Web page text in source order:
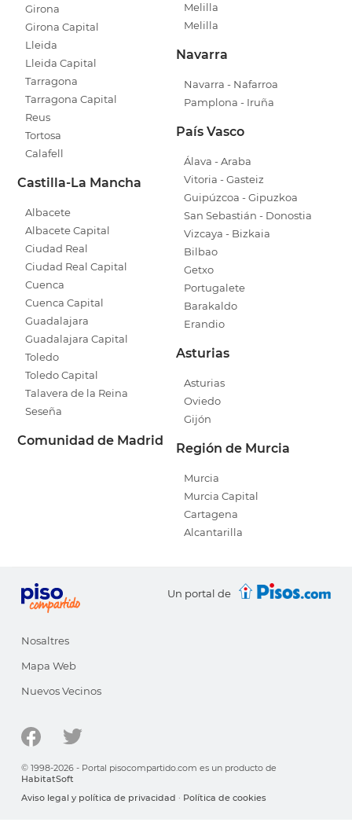
Girona
Girona Capital
Lleida
Lleida Capital
Tarragona
Tarragona Capital
Reus
Tortosa
Calafell
Castilla-La Mancha
Albacete
Albacete Capital
Ciudad Real
Ciudad Real Capital
Cuenca
Cuenca Capital
Guadalajara
Guadalajara Capital
Toledo
Toledo Capital
Talavera de la Reina
Seseña
Comunidad de Madrid
Melilla
Melilla
Navarra
Navarra - Nafarroa
Pamplona - Iruña
País Vasco
Álava - Araba
Vitoria - Gasteiz
Guipúzcoa - Gipuzkoa
San Sebastián - Donostia
Vizcaya - Bizkaia
Bilbao
Getxo
Portugalete
Barakaldo
Erandio
Asturias
Asturias
Oviedo
Gijón
Región de Murcia
Murcia
Murcia Capital
Cartagena
Alcantarilla
Un portal de
Nosaltres
Mapa Web
Nuevos Vecinos
© 1998-2026 - Portal pisocompartido.com es un producto de
HabitatSoft
Aviso legal y política de privacidad · Política de cookies